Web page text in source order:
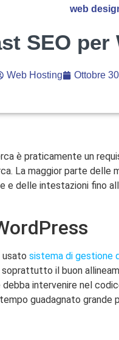
web
SEO per
Web Hosting Ottobre
è praticamente un
La maggior parte delle
e delle intestazioni fino
usato sistema di gestione
il buon
debba intervenire nel
guadagnato grande